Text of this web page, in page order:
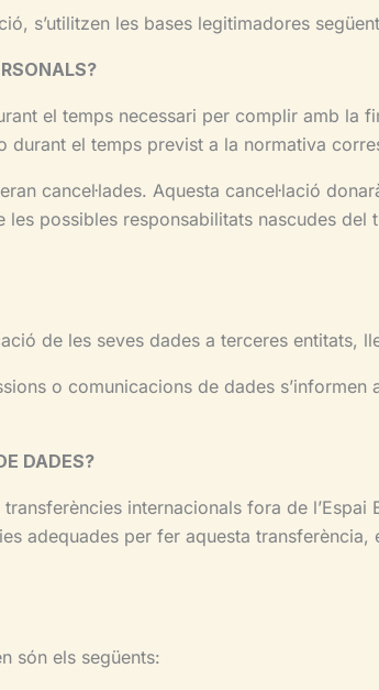
s’utilitzen les bases legitimadores
el temps necessari per complir amb
el temps previst a la normativa
cancel·lades. Aquesta cancel·lació
possibles responsabilitats nascudes
de les seves dades a terceres entitats,
o comunicacions de dades
DADES?
internacionals fora de
adequades per fer aquesta
són els següents: